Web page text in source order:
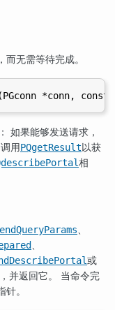
无需等待完成。
如果能够发送请求，
用PQgetResult以获
相
、
、
或
并返回它。 当命令完
。